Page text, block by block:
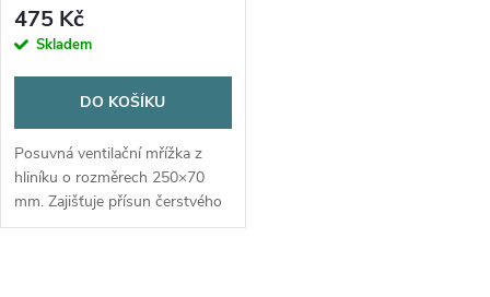
r
o
d
u
r
d
u
475 Kč
Skladem
DO KOŠÍKU
Posuvná ventilační mřížka z
hliníku o rozměrech 250×70
mm. Zajišťuje přísun čerstvého
vzduchu a odvod vlhkosti z